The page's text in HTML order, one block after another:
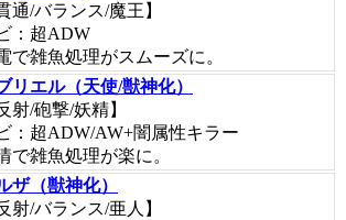
通/バランス/魔王】
：超ADW
で雑魚処理がスムーズに。
リエル（天使/獣神化）
射/砲撃/妖精】
：超ADW/AW+闇属性キラー
で雑魚処理が楽に。
ザ（獣神化）
射/バランス/亜人】